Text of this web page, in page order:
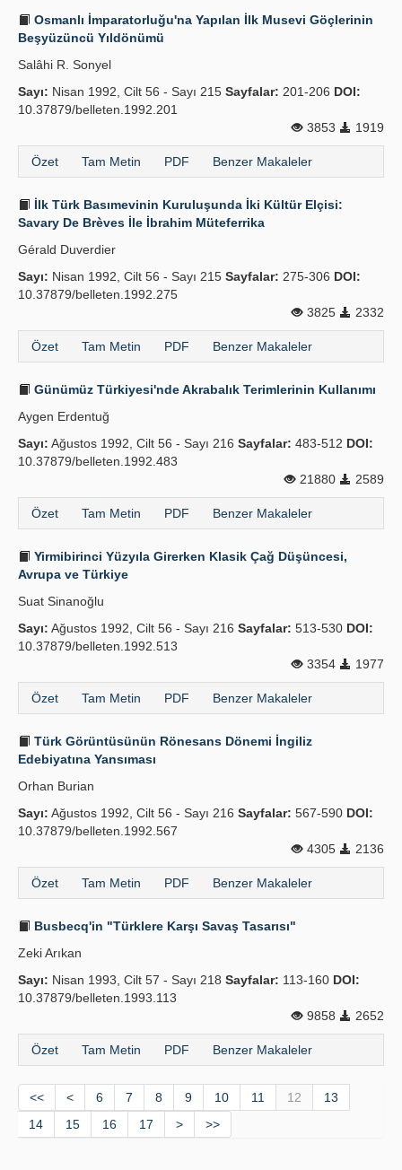
Osmanlı İmparatorluğu'na Yapılan İlk Musevi Göçlerinin
Beşyüzüncü Yıldönümü
Salâhi R. Sonyel
Sayı: Nisan 1992, Cilt 56 - Sayı 215 Sayfalar: 201-206 DOI:
10.37879/belleten.1992.201
3853
1919
Özet Tam Metin PDF Benzer Makaleler
İlk Türk Basımevinin Kuruluşunda İki Kültür Elçisi:
Savary De Brèves İle İbrahim Müteferrika
Gérald Duverdier
Sayı: Nisan 1992, Cilt 56 - Sayı 215 Sayfalar: 275-306 DOI:
10.37879/belleten.1992.275
3825
2332
Özet Tam Metin PDF Benzer Makaleler
Günümüz Türkiyesi'nde Akrabalık Terimlerinin Kullanımı
Aygen Erdentuğ
Sayı: Ağustos 1992, Cilt 56 - Sayı 216 Sayfalar: 483-512 DOI:
10.37879/belleten.1992.483
21880
2589
Özet Tam Metin PDF Benzer Makaleler
Yirmibirinci Yüzyıla Girerken Klasik Çağ Düşüncesi,
Avrupa ve Türkiye
Suat Sinanoğlu
Sayı: Ağustos 1992, Cilt 56 - Sayı 216 Sayfalar: 513-530 DOI:
10.37879/belleten.1992.513
3354
1977
Özet Tam Metin PDF Benzer Makaleler
Türk Görüntüsünün Rönesans Dönemi İngiliz
Edebiyatına Yansıması
Orhan Burian
Sayı: Ağustos 1992, Cilt 56 - Sayı 216 Sayfalar: 567-590 DOI:
10.37879/belleten.1992.567
4305
2136
Özet Tam Metin PDF Benzer Makaleler
Busbecq'in "Türklere Karşı Savaş Tasarısı"
Zeki Arıkan
Sayı: Nisan 1993, Cilt 57 - Sayı 218 Sayfalar: 113-160 DOI:
10.37879/belleten.1993.113
9858
2652
Özet Tam Metin PDF Benzer Makaleler
<< < 6 7 8 9 10 11 12
13
14
15 16 17 > >>